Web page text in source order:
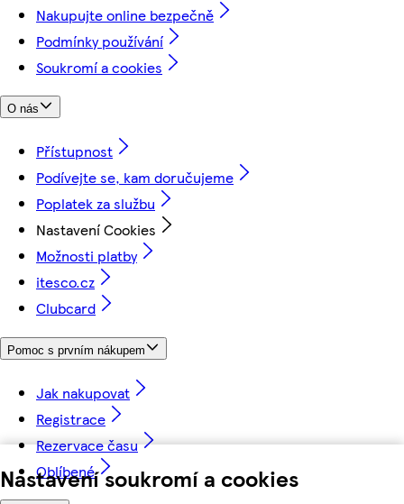
Nastavení soukromí a cookies
Nakupujte online bezpečně
Podmínky používání
Soukromí a cookies
O nás
Přístupnost
Podívejte se, kam doručujeme
Poplatek za službu
Nastavení Cookies
Možnosti platby
itesco.cz
Clubcard
Pomoc s prvním nákupem
Jak nakupovat
Registrace
Rezervace času
Oblíbené